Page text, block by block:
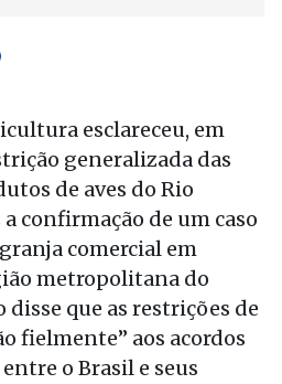
esclareceu, em
generalizada das
de aves do Rio
confirmação de um caso
comercial em
metropolitana do
que as restrições de
fielmente” aos acordos
o Brasil e seus